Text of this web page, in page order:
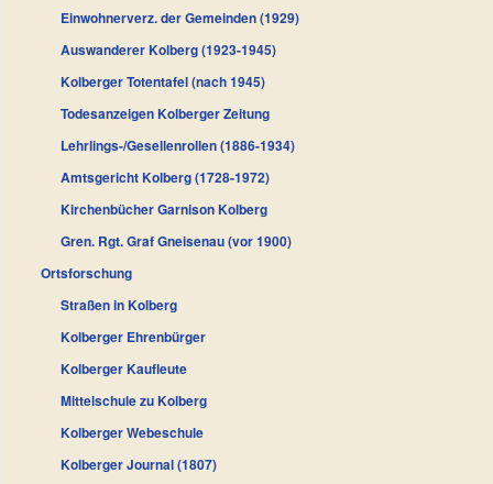
Einwohnerverz. der Gemeinden (1929)
Auswanderer Kolberg (1923-1945)
Kolberger Totentafel (nach 1945)
Todesanzeigen Kolberger Zeitung
Lehrlings-/Gesellenrollen (1886-1934)
Amtsgericht Kolberg (1728-1972)
Kirchenbücher Garnison Kolberg
Gren. Rgt. Graf Gneisenau (vor 1900)
Ortsforschung
Straßen in Kolberg
Kolberger Ehrenbürger
Kolberger Kaufleute
Mittelschule zu Kolberg
Kolberger Webeschule
Kolberger Journal (1807)